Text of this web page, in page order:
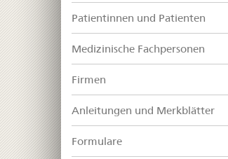
Patientinnen und Patienten
Medizinische Fachpersonen
Firmen
Anleitungen und Merkblätter
Formulare